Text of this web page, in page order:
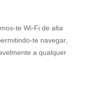
te Wi-Fi de alta
te navegar,
a qualquer